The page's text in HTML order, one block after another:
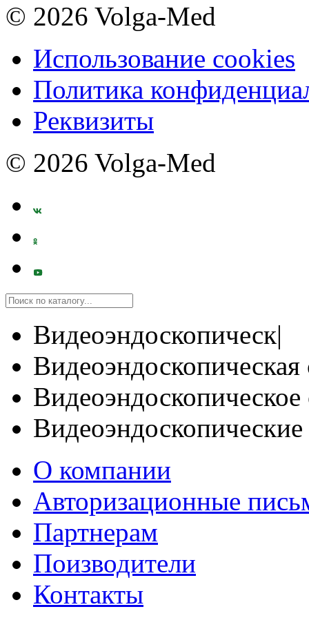
© 2026 Volga-Med
Использование cookies
Политика
Реквизиты
© 2026 Volga-Med
Видеоэндоскопическ|
Видеоэндоскопическая
О компании
Авторизационные
Партнерам
Поизводители
Контакты